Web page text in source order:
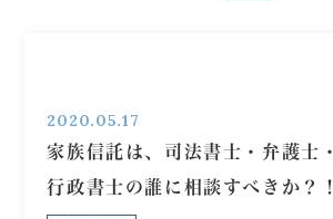
2020.05.17
家族信託は、司法書士・弁護士・
行政書士の誰に相談すべきか？！